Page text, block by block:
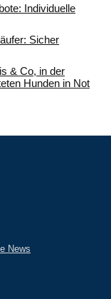
Individuelle
Sicher
& Co, in der
Hunden in Not
News